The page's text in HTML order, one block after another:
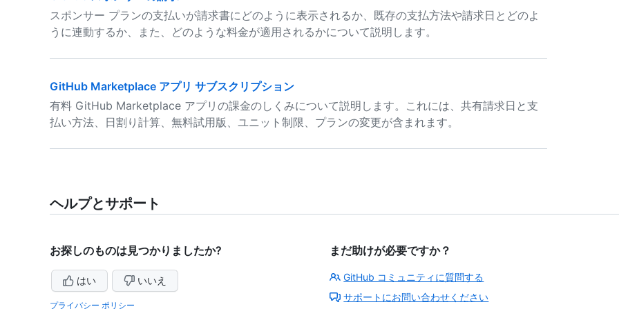
スポンサー プランの支払いが請求書にどのように表示されるか、既存の支払方法や請求日とどのよ
うに連動するか、また、どのような料金が適用されるかについて説明します。
GitHub Marketplace アプリ サブスクリプション
有料 GitHub Marketplace アプリの課金のしくみについて説明します。これには、共有請求日と支
払い方法、日割り計算、無料試用版、ユニット制限、プランの変更が含まれます。
ヘルプとサポート
お探しのものは見つかりましたか?
はい いいえ
プライバシー ポリシー
まだ助けが必要ですか？
GitHub コミュニティに質問する
サポートにお問い合わせください